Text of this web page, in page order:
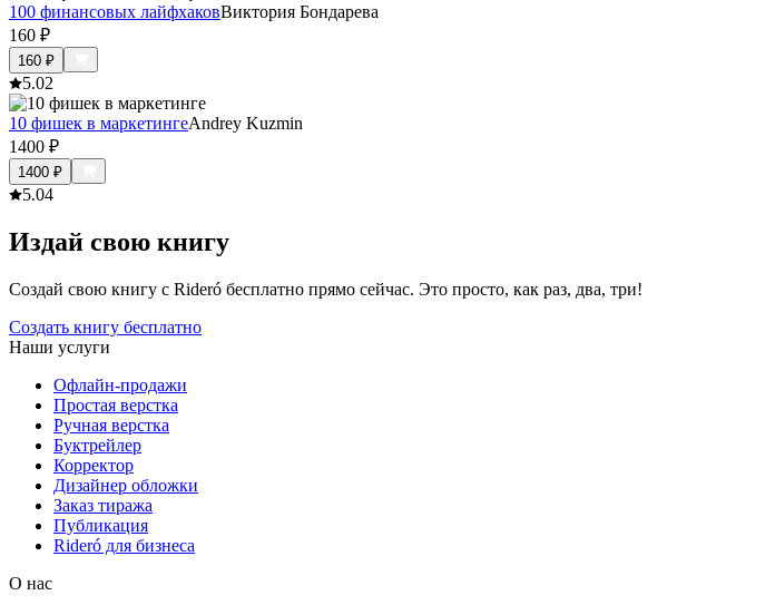
100 финансовых лайфхаковВиктория Бондарева
160 ₽
160 ₽
5.02
10 фишек в маркетингеAndrey Kuzmin
1400 ₽
1400 ₽
5.04
Издай свою книгу
Создай свою книгу с Rideró бесплатно прямо сейчас. Это просто, как раз, два, три!
Создать книгу бесплатно
Наши услуги
Офлайн-продажи
Простая верстка
Ручная верстка
Буктрейлер
Корректор
Дизайнер обложки
Заказ тиража
Публикация
Rideró для бизнеса
О нас